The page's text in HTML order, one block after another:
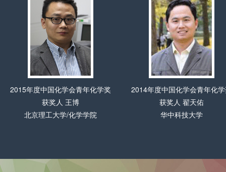
2014年度中国化学会青年化学奖
获奖人 翟天佑
华中科技大学
2020年度中国化学会青年化
获奖人 赵海波
四川大学